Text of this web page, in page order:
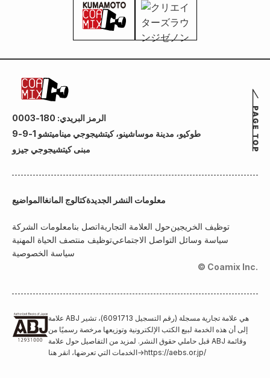
الرمز البريدي: 180-0003
طوكيو، مدينة موساشينو، كيتشيجوجي ميناميتشو 1-9-9
مبنى كيتشيجوجي جيزو
المواضيعكتالوج المانغامعلومات النشر الجديدة
معلومات الشركةاتصل بناحول العلامة التجاريةتوظيف الخريجين
توظيف منتصف الحياة المهنيةسياسة وسائل التواصل الاجتماعي
سياسة الخصوصية
© Coamix Inc.
علامة ABJ هي علامة تجارية مسجلة (رقم التسجيل 6091713)، تشير
إلى أن هذه الخدمة لبيع الكتب الإلكترونية وتوزيعها مرخصة رسميًا من
قبل حاملي حقوق النشر. لمزيد من التفاصيل حول علامة ABJ وقائمة
الخدمات التي تعرضها، انقر هنا→https://aebs.or.jp/